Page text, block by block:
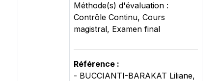
Méthode(s) d'évaluation :
Contrôle Continu, Cours
magistral, Examen final
Référence :
- BUCCIANTI-BARAKAT Liliane,